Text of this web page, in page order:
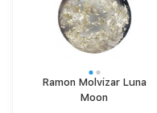
Ramon Molvizar Luna
Moon